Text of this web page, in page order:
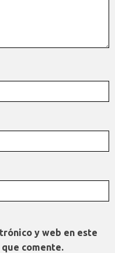
y web en este
comente.